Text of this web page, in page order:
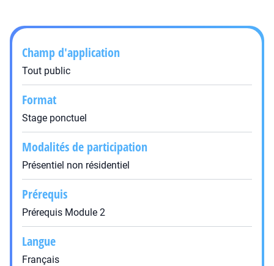
Champ d'application
Tout public
Format
Stage ponctuel
Modalités de participation
Présentiel non résidentiel
Prérequis
Prérequis Module 2
Langue
Français